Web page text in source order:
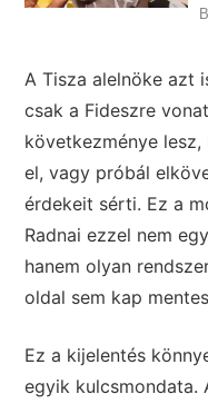
A Tisza alelnöke azt
csak a Fideszre
következménye
el, vagy próbál
érdekeit sérti. Ez a
Radnai ezzel nem
hanem olyan
oldal sem kap
Ez a kijelentés
egyik kulcsmondata.